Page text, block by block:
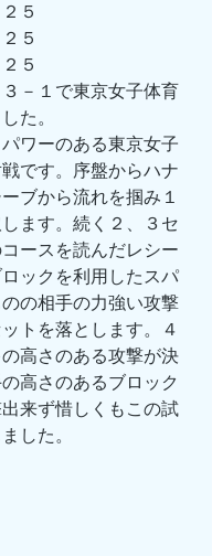
５
５
－２５
－１で東京女子体育
た。
ワーのある東京女子
です。序盤からハナ
ブから流れを掴み１
ます。続く２、３セ
ースを読んだレシー
ックを利用したスパ
の相手の力強い攻撃
トを落とします。４
高さのある攻撃が決
高さのあるブロック
来ず惜しくもこの試
した。